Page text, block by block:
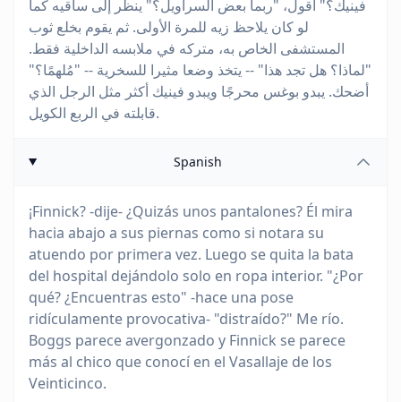
فينيك؟" أقول، "ربما بعض السراويل؟" ينظر إلى ساقيه كما
لو كان يلاحظ زيه للمرة الأولى. ثم يقوم بخلع ثوب
المستشفى الخاص به، متركه في ملابسه الداخلية فقط.
"لماذا؟ هل تجد هذا" -- يتخذ وضعا مثيرا للسخرية -- "مُلهمًا؟"
أضحك. يبدو بوغس محرجًا ويبدو فينيك أكثر مثل الرجل الذي
قابلته في الربع الكويل.
Spanish
¡Finnick? -dije- ¿Quizás unos pantalones? Él mira
hacia abajo a sus piernas como si notara su
atuendo por primera vez. Luego se quita la bata
del hospital dejándolo solo en ropa interior. "¿Por
qué? ¿Encuentras esto" -hace una pose
ridículamente provocativa- "distraído?" Me río.
Boggs parece avergonzado y Finnick se parece
más al chico que conocí en el Vasallaje de los
Veinticinco.